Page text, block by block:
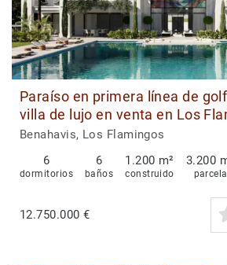
Paraíso en primera línea de
villa de lujo en venta en Los
Benahavis
Benahavis, Los Flamingos
6
dormitorios
6
baños
1.200 m²
construido
3.200
parcela
12.750.000 €